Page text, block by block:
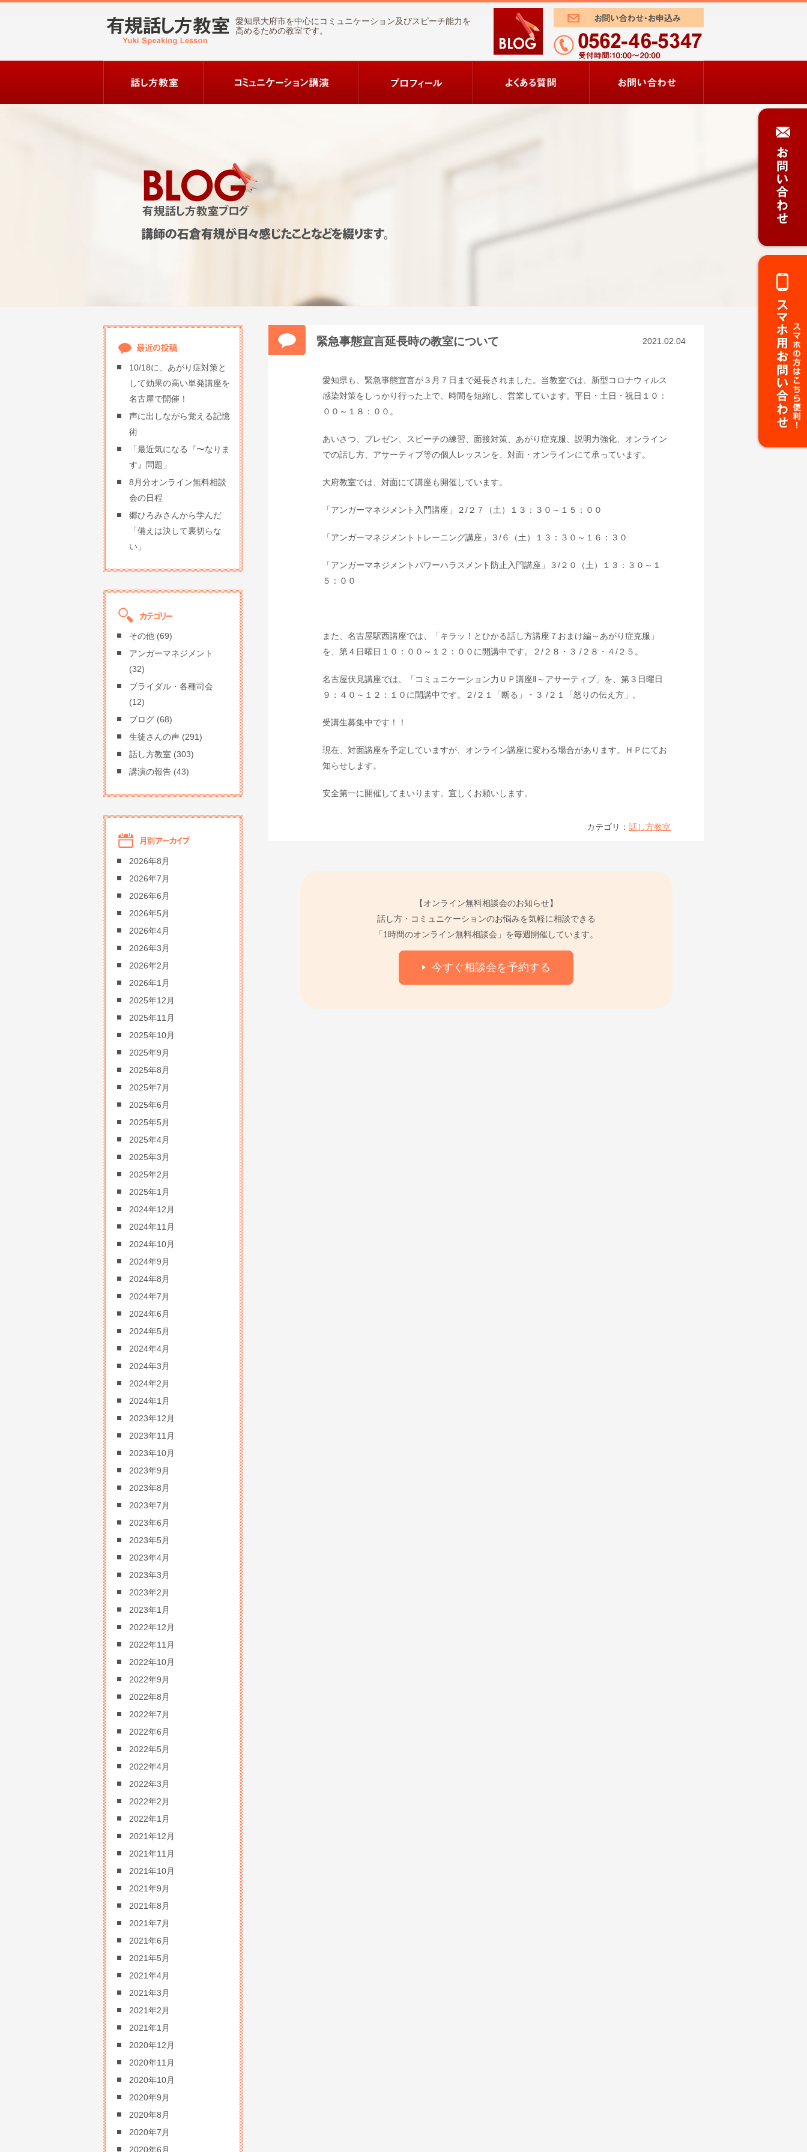
愛知県大府市を中心にコミュニケーション及びスピーチ能力を
高めるための教室です。
緊急事態宣言延長時の教室について 2021.02.04
愛知県も、緊急事態宣言が３月７日まで延長されました。当教室では、新型コロナウィルス
感染対策をしっかり行った上で、時間を短縮し、営業しています。平日・土日・祝日１０：
００～１８：００。
あいさつ、プレゼン、スピーチの練習、面接対策、あがり症克服、説明力強化、オンライン
での話し方、アサーティブ等の個人レッスンを、対面・オンラインにて承っています。
大府教室では、対面にて講座も開催しています。
「アンガーマネジメント入門講座」２/２７（土）１３：３０～１５：００
「アンガーマネジメントトレーニング講座」３/６（土）１３：３０～１６：３０
「アンガーマネジメントパワーハラスメント防止入門講座」３/２０（土）１３：３０～１
５：００
また、名古屋駅西講座では、「キラッ！とひかる話し方講座７おまけ編～あがり症克服」
を、第４日曜日１０：００～１２：００に開講中です。２/２８・３ /２８・４/２５。
名古屋伏見講座では、「コミュニケーション力ＵＰ講座Ⅱ～アサーティブ」を、第３日曜日
９：４０～１２：１０に開講中です。２/２１「断る」・３ /２１「怒りの伝え方」。
受講生募集中です！！
現在、対面講座を予定していますが、オンライン講座に変わる場合があります。ＨＰにてお
知らせします。
安全第一に開催してまいります。宜しくお願いします。
カテゴリ： 話し方教室
【オンライン無料相談会のお知らせ】
話し方・コミュニケーションのお悩みを気軽に相談できる
「1時間のオンライン無料相談会」を毎週開催しています。
今すぐ相談会を予約する
10/18に、あがり症対策と
して効果の高い単発講座を
名古屋で開催！
声に出しながら覚える記憶
術
「最近気になる『〜なりま
す』問題」
8月分オンライン無料相談
会の日程
郷ひろみさんから学んだ
「備えは決して裏切らな
い」
その他 (69)
アンガーマネジメント
(32)
ブライダル・各種司会
(12)
ブログ (68)
生徒さんの声 (291)
話し方教室 (303)
講演の報告 (43)
2026年8月
2026年7月
2026年6月
2026年5月
2026年4月
2026年3月
2026年2月
2026年1月
2025年12月
2025年11月
2025年10月
2025年9月
2025年8月
2025年7月
2025年6月
2025年5月
2025年4月
2025年3月
2025年2月
2025年1月
2024年12月
2024年11月
2024年10月
2024年9月
2024年8月
2024年7月
2024年6月
2024年5月
2024年4月
2024年3月
2024年2月
2024年1月
2023年12月
2023年11月
2023年10月
2023年9月
2023年8月
2023年7月
2023年6月
2023年5月
2023年4月
2023年3月
2023年2月
2023年1月
2022年12月
2022年11月
2022年10月
2022年9月
2022年8月
2022年7月
2022年6月
2022年5月
2022年4月
2022年3月
2022年2月
2022年1月
2021年12月
2021年11月
2021年10月
2021年9月
2021年8月
2021年7月
2021年6月
2021年5月
2021年4月
2021年3月
2021年2月
2021年1月
2020年12月
2020年11月
2020年10月
2020年9月
2020年8月
2020年7月
2020年6月